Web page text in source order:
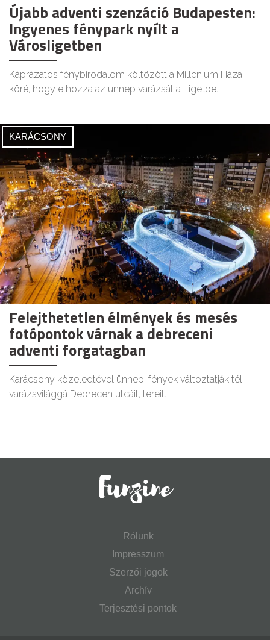
Újabb adventi szenzáció Budapesten:
Ingyenes fénypark nyílt a
Városligetben
Káprázatos fénybirodalom költözött a Millenium Háza
köré, hogy elhozza az ünnep varázsát a Ligetbe.
KARÁCSONY
Felejthetetlen élmények és mesés
fotópontok várnak a debreceni
adventi forgatagban
Karácsony közeledtével ünnepi fények változtatják téli
varázsvilággá Debrecen utcáit, tereit.
Rólunk
Impresszum
Szerzői jogok
Archív
Terjesztési pontok